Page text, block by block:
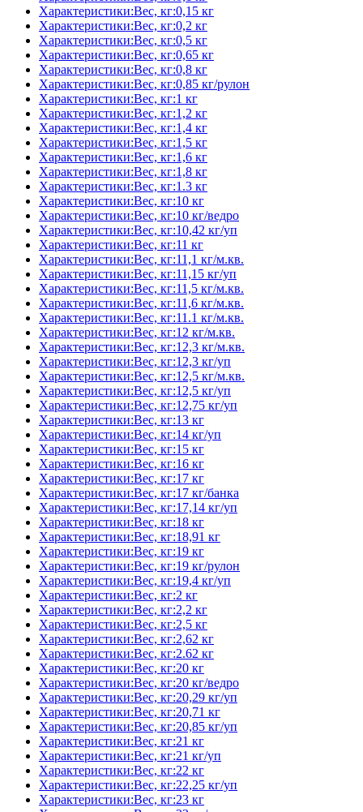
Характеристики:Вес, кг:0,15 кг
Характеристики:Вес, кг:0,2 кг
Характеристики:Вес, кг:0,5 кг
Характеристики:Вес, кг:0,65 кг
Характеристики:Вес, кг:0,8 кг
Характеристики:Вес, кг:0,85 кг/рулон
Характеристики:Вес, кг:1 кг
Характеристики:Вес, кг:1,2 кг
Характеристики:Вес, кг:1,4 кг
Характеристики:Вес, кг:1,5 кг
Характеристики:Вес, кг:1,6 кг
Характеристики:Вес, кг:1,8 кг
Характеристики:Вес, кг:1.3 кг
Характеристики:Вес, кг:10 кг
Характеристики:Вес, кг:10 кг/ведро
Характеристики:Вес, кг:10,42 кг/уп
Характеристики:Вес, кг:11 кг
Характеристики:Вес, кг:11,1 кг/м.кв.
Характеристики:Вес, кг:11,15 кг/уп
Характеристики:Вес, кг:11,5 кг/м.кв.
Характеристики:Вес, кг:11,6 кг/м.кв.
Характеристики:Вес, кг:11.1 кг/м.кв.
Характеристики:Вес, кг:12 кг/м.кв.
Характеристики:Вес, кг:12,3 кг/м.кв.
Характеристики:Вес, кг:12,3 кг/уп
Характеристики:Вес, кг:12,5 кг/м.кв.
Характеристики:Вес, кг:12,5 кг/уп
Характеристики:Вес, кг:12,75 кг/уп
Характеристики:Вес, кг:13 кг
Характеристики:Вес, кг:14 кг/уп
Характеристики:Вес, кг:15 кг
Характеристики:Вес, кг:16 кг
Характеристики:Вес, кг:17 кг
Характеристики:Вес, кг:17 кг/банка
Характеристики:Вес, кг:17,14 кг/уп
Характеристики:Вес, кг:18 кг
Характеристики:Вес, кг:18,91 кг
Характеристики:Вес, кг:19 кг
Характеристики:Вес, кг:19 кг/рулон
Характеристики:Вес, кг:19,4 кг/уп
Характеристики:Вес, кг:2 кг
Характеристики:Вес, кг:2,2 кг
Характеристики:Вес, кг:2,5 кг
Характеристики:Вес, кг:2,62 кг
Характеристики:Вес, кг:2.62 кг
Характеристики:Вес, кг:20 кг
Характеристики:Вес, кг:20 кг/ведро
Характеристики:Вес, кг:20,29 кг/уп
Характеристики:Вес, кг:20,71 кг
Характеристики:Вес, кг:20,85 кг/уп
Характеристики:Вес, кг:21 кг
Характеристики:Вес, кг:21 кг/уп
Характеристики:Вес, кг:22 кг
Характеристики:Вес, кг:22,25 кг/уп
Характеристики:Вес, кг:23 кг